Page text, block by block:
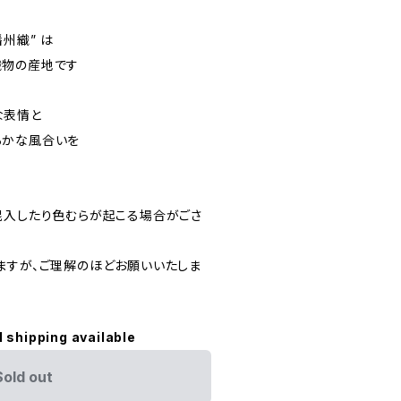
織” は
の産地です
情と
な風合いを
したり色むらが起こる場合がごさ
が、ご理解のほどお願いいたしま
shipping available
out